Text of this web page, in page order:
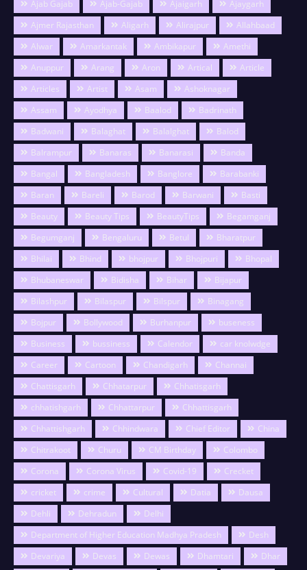
Ajab Gajab Ajab-Gajab Ajaigarh
Ajaygarh
Ajmer Rajasthan
Aligarh Alirajpur
Allahbaad
Alwar
Amarkantak Ambikapur
Amethi
Anuppur
Arang Aron Artical
Article
Articles
Artist Asam
Ashoknagar
Assam
Ayodhya Baalod
Badrinath
Badwani
Balaghat Balalghat
Balod
Balrampur
Banaras Banarasi
Banda
Bangal
Bangladesh Banglore
Barabanki
Baran
Bareli Barod Barwani
Basti
Beauty
Beauty Tips BeautyTips
Begamganj
Begumganj
Bengaluru Betul
Bharatpur
Bhilai
Bhind bhojpur Bhojpuri
Bhopal
Bhubaneswar
Bidisha Bihar
Bijapur
Bilashpur
Bilaspur Bilspur
Binagang
Bojpur
Bollywood Burhanpur
buseness
Business
bussiness Calendor
car knolwdge
Career
Cartoon Chandigarh
Channai
Chattisgarh
Chhatarpur
Chhatisgarh
chhatishgarh
Chhattarpur
Chhattisgarh
Chhattishgarh
Chhindwara Chief Editor
China
Chitrakoot
Churu CM Birthday
Colombo
Corona
Corona Virus Covid-19
Crecket
cricket
crime Cultural Datia
Dausa
Dehli
Dehradun
Delhi
Department of Higher Education Madhya Pradesh
Desh
Devariya
Devas Dewas Dhamtari
Dhar